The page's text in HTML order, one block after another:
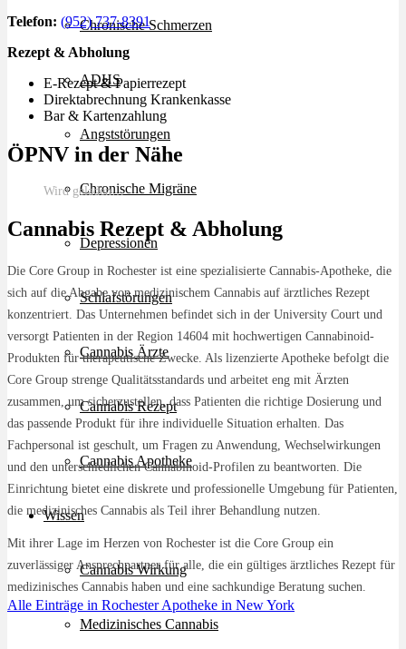
Chronische Schmerzen
ADHS
Angststörungen
Chronische Migräne
Depressionen
Schlafstörungen
Cannabis Ärzte
Cannabis Rezept
Cannabis Apotheke
Wissen
Cannabis Wirkung
Medizinisches Cannabis
Telefon: (952) 737-8391
Rezept & Abholung
E-Rezept & Papierrezept
Direktabrechnung Krankenkasse
Bar & Kartenzahlung
ÖPNV in der Nähe
Wird geladen…
Cannabis Rezept & Abholung
Die Core Group in Rochester ist eine spezialisierte Cannabis-Apotheke, die
sich auf die Abgabe von medizinischem Cannabis auf ärztliches Rezept
konzentriert. Das Unternehmen befindet sich in der University Court und
versorgt Patienten in der Region 14604 mit hochwertigen Cannabinoid-
Produkten für therapeutische Zwecke. Als lizenzierte Apotheke befolgt die
Core Group strenge Qualitätsstandards und arbeitet eng mit Ärzten
zusammen, um sicherzustellen, dass Patienten die richtige Dosierung und
das passende Produkt für ihre individuelle Situation erhalten. Das
Fachpersonal ist geschult, um Fragen zu Anwendung, Wechselwirkungen
und den unterschiedlichen Cannabinoid-Profilen zu beantworten. Die
Einrichtung bietet eine diskrete und professionelle Umgebung für Patienten,
die medizinisches Cannabis als Teil ihrer Behandlung nutzen.
Mit ihrer Lage im Herzen von Rochester ist die Core Group ein
zuverlässiger Ansprechpartner für alle, die ein gültiges ärztliches Rezept für
medizinisches Cannabis haben und eine sachkundige Beratung suchen.
Alle Einträge in RochesterApotheke in New York